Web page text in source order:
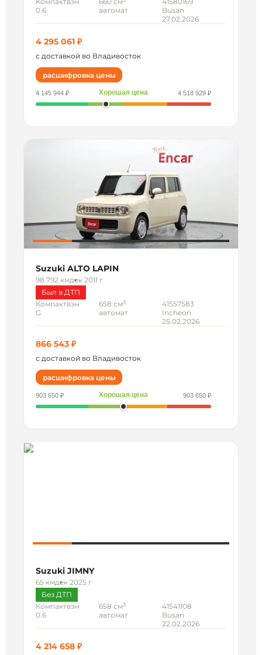
0.6
автомат
Busan
27.02.2026
4 295 061 ₽
с доставкой во Владивосток
расшифровка цены
4 145 944 ₽ Хорошая цена 4 518 929 ₽
Suzuki ALTO LAPIN
98 792 кмдек 2011 г
Был в ДТП
Компактвэн
G
658 см3
автомат
41557583
Incheon
25.02.2026
866 543 ₽
с доставкой во Владивосток
расшифровка цены
903 650 ₽ Хорошая цена 903 650 ₽
Suzuki JIMNY
65 кмдек 2025 г
Без ДТП
Компактвэн
0.6
658 см3
автомат
41541108
Busan
22.02.2026
4 214 658 ₽